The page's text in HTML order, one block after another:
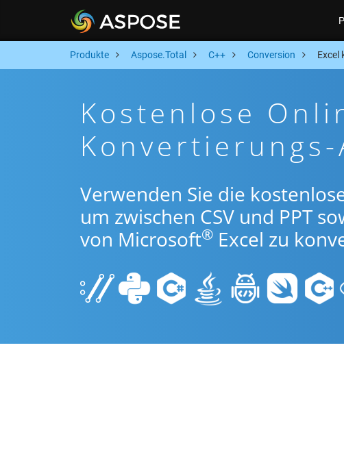
Produkte Aspose.Total C++ Conversion Excel
Kostenlose
Konvertierungs-
Verwenden Sie die
um zwischen CSV und PPT
von Microsoft® Excel zu